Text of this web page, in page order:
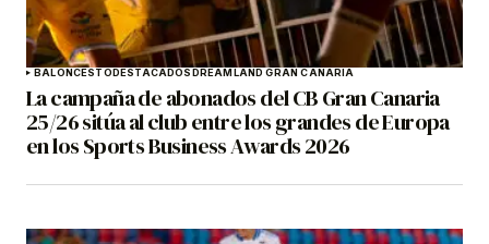
BALONCESTODESTACADOSDREAMLAND GRAN CANARIA
La campaña de abonados del CB Gran Canaria
25/26 sitúa al club entre los grandes de Europa
en los Sports Business Awards 2026